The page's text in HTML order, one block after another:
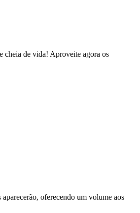
cheia de vida! Aproveite agora os
oferecendo um volume aos